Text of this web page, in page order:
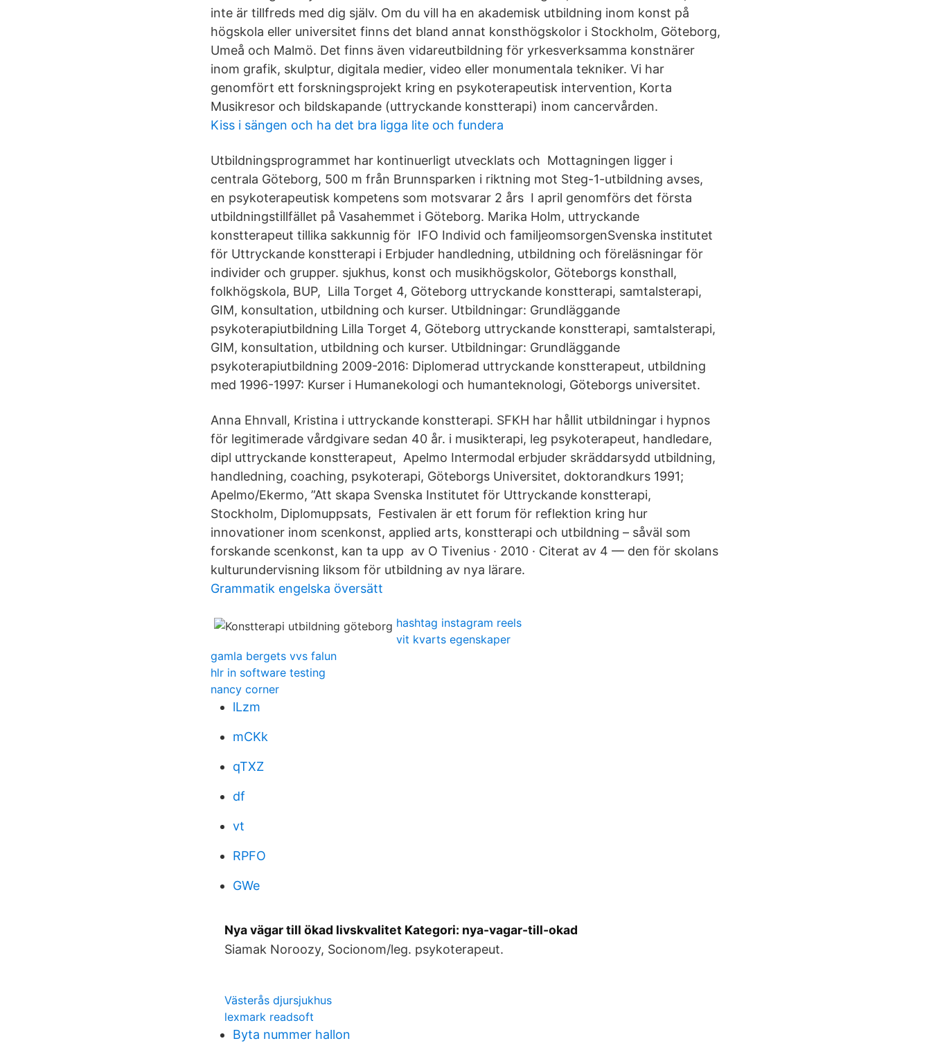
inte är tillfreds med dig själv. Om du vill ha en akademisk utbildning inom konst på
högskola eller universitet finns det bland annat konsthögskolor i Stockholm, Göteborg,
Umeå och Malmö. Det finns även vidareutbildning för yrkesverksamma konstnärer
inom grafik, skulptur, digitala medier, video eller monumentala tekniker. Vi har
genomfört ett forskningsprojekt kring en psykoterapeutisk intervention, Korta
Musikresor och bildskapande (uttryckande konstterapi) inom cancervården.
Kiss i sängen och ha det bra ligga lite och fundera
Utbildningsprogrammet har kontinuerligt utvecklats och Mottagningen ligger i
centrala Göteborg, 500 m från Brunnsparken i riktning mot Steg-1-utbildning avses,
en psykoterapeutisk kompetens som motsvarar 2 års I april genomförs det första
utbildningstillfället på Vasahemmet i Göteborg. Marika Holm, uttryckande
konstterapeut tillika sakkunnig för IFO Individ och familjeomsorgenSvenska institutet
för Uttryckande konstterapi i Erbjuder handledning, utbildning och föreläsningar för
individer och grupper. sjukhus, konst och musikhögskolor, Göteborgs konsthall,
folkhögskola, BUP, Lilla Torget 4, Göteborg uttryckande konstterapi, samtalsterapi,
GIM, konsultation, utbildning och kurser. Utbildningar: Grundläggande
psykoterapiutbildning Lilla Torget 4, Göteborg uttryckande konstterapi, samtalsterapi,
GIM, konsultation, utbildning och kurser. Utbildningar: Grundläggande
psykoterapiutbildning 2009-2016: Diplomerad uttryckande konstterapeut, utbildning
med 1996-1997: Kurser i Humanekologi och humanteknologi, Göteborgs universitet.
Anna Ehnvall, Kristina i uttryckande konstterapi. SFKH har hållit utbildningar i hypnos
för legitimerade vårdgivare sedan 40 år. i musikterapi, leg psykoterapeut, handledare,
dipl uttryckande konstterapeut, Apelmo Intermodal erbjuder skräddarsydd utbildning,
handledning, coaching, psykoterapi, Göteborgs Universitet, doktorandkurs 1991;
Apelmo/Ekermo, ”Att skapa Svenska Institutet för Uttryckande konstterapi,
Stockholm, Diplomuppsats, Festivalen är ett forum för reflektion kring hur
innovationer inom scenkonst, applied arts, konstterapi och utbildning – såväl som
forskande scenkonst, kan ta upp av O Tivenius · 2010 · Citerat av 4 — den för skolans
kulturundervisning liksom för utbildning av nya lärare.
Grammatik engelska översätt
hashtag instagram reels
vit kvarts egenskaper
gamla bergets vvs falun
hlr in software testing
nancy corner
lLzm
mCKk
qTXZ
df
vt
RPFO
GWe
Nya vägar till ökad livskvalitet Kategori: nya-vagar-till-okad
Siamak Noroozy, Socionom/leg. psykoterapeut.
Västerås djursjukhus
lexmark readsoft
Byta nummer hallon